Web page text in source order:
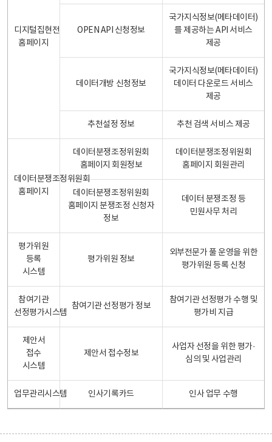
디지털집현전
홈페이지
OPEN API 신청정보
국가지식정보(메타데이터)
를 제공하는 API 서비스
제공
데이터개방 신청정보
국가지식정보(메타데이터)
데이터 다운로드 서비스
제공
추천설정 정보 추천 검색 서비스 제공
데이터분쟁조정위원회
홈페이지
데이터분쟁조정위원회
홈페이지 회원정보
데이터분쟁조정위원회
홈페이지 회원관리
데이터분쟁조정위원회
홈페이지 분쟁조정 신청자
정보
데이터 분쟁조정 등
민원사무 처리
평가위원
등록
시스템
평가위원 정보
외부전문가 풀 운영을 위한
평가위원 등록 신청
참여기관
선정평가시스템
참여기관 선정평가 정보
참여기관 선정평가 수행 및
평가비 지급
제안서
접수
시스템
제안서 접수정보
사업자 선정을 위한 평가·
심의 및 사업관리
업무관리시스템 인사기록카드 인사 업무 수행